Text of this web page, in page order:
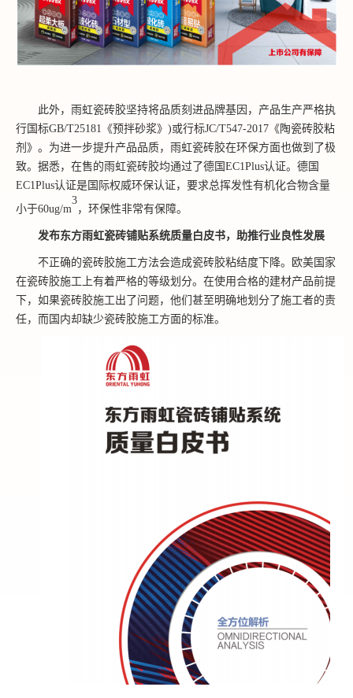
此外，雨虹瓷砖胶坚持将品质刻进品牌基因，产品生产严格执
行国标GB/T25181《预拌砂浆》)或行标JC/T547-2017《 陶瓷砖胶粘
剂 》。为进一步提升产品品质，雨虹瓷砖胶在环保方面也做到了极
致。据悉， 在售的雨虹瓷砖胶均通过了德国 EC1Plus认证。德国
EC1Plus认证是国际权威环保认证，要求总挥发性有机化合物含量
小于60ug/m
3
，环保性非常有保障。
发布东方雨虹瓷砖铺贴系统质量白皮书，助推行业良性发展
不正确的瓷砖胶施工方法会造成瓷砖胶粘结度下降。欧美国家
在瓷砖胶施工上有着严格的等级划分。在使用合格的建材产品前提
下，如果瓷砖胶施工出了问题，他们甚至明确地划分了施工者的责
任，而国内却缺少瓷砖胶施工方面的标准。